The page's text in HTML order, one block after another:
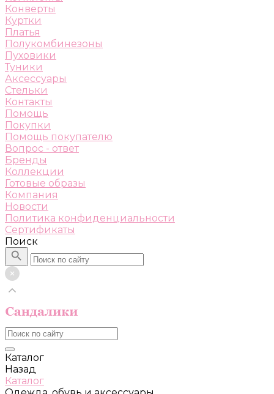
Конверты
Куртки
Платья
Полукомбинезоны
Пуховики
Туники
Аксессуары
Стельки
Контакты
Помощь
Покупки
Помощь покупателю
Вопрос - ответ
Бренды
Коллекции
Готовые образы
Компания
Новости
Политика конфиденциальности
Сертификаты
Поиск
Каталог
Назад
Каталог